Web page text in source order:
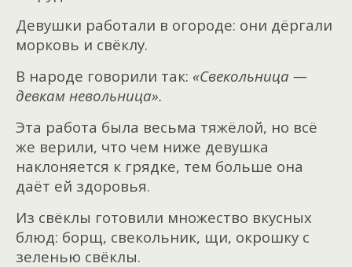
Девушки работали в огороде: они дёргали
морковь и свёклу.
В народе говорили так: «Свекольница —
девкам невольница».
Эта работа была весьма тяжёлой, но всё
же верили, что чем ниже девушка
наклоняется к грядке, тем больше она
даёт ей здоровья.
Из свёклы готовили множество вкусных
блюд: борщ, свекольник, щи, окрошку с
зеленью свёклы.